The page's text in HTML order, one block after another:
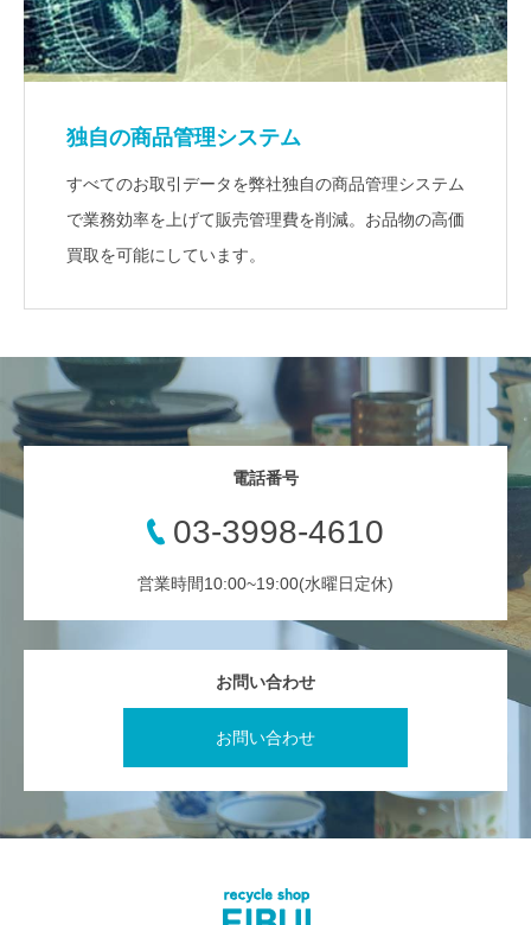
独自の商品管理システム
すべてのお取引データを弊社独自の商品管理システム
で業務効率を上げて販売管理費を削減。お品物の高価
買取を可能にしています。
お問い合わせ
お問い合わせ
電話番号
03-3998-4610
営業時間10:00~19:00(水曜日定休)